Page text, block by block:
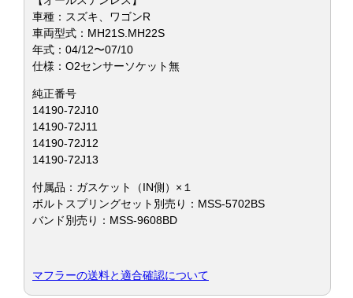
車種：スズキ、ワゴンR
車両型式：MH21S.MH22S
年式：04/12〜07/10
仕様：O2センサーソケット無
純正番号
14190-72J10
14190-72J11
14190-72J12
14190-72J13
付属品：ガスケット（IN側）×１
ボルトスプリングセット別売り：MSS-5702BS
バンド別売り：MSS-9608BD
マフラーの送料と適合確認について